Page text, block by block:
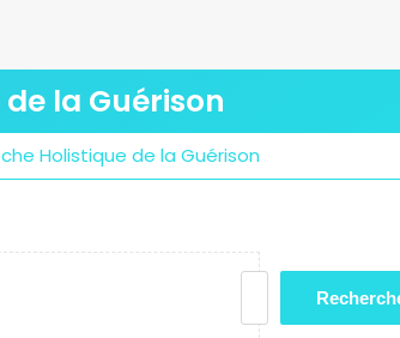
la Guérison
Holistique de la Guérison